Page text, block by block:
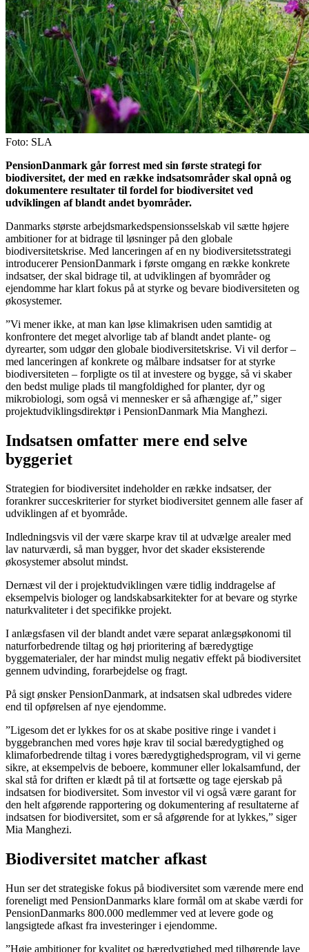
Foto: SLA
PensionDanmark går forrest med sin første strategi for
biodiversitet, der med en række indsatsområder skal opnå og
dokumentere resultater til fordel for biodiversitet ved
udviklingen af blandt andet byområder.
Danmarks største arbejdsmarkedspensionsselskab vil sætte højere
ambitioner for at bidrage til løsninger på den globale
biodiversitetskrise. Med lanceringen af en ny biodiversitetsstrategi
introducerer PensionDanmark i første omgang en række konkrete
indsatser, der skal bidrage til, at udviklingen af byområder og
ejendomme har klart fokus på at styrke og bevare biodiversiteten og
økosystemer.
”Vi mener ikke, at man kan løse klimakrisen uden samtidig at
konfrontere det meget alvorlige tab af blandt andet plante- og
dyrearter, som udgør den globale biodiversitetskrise. Vi vil derfor –
med lanceringen af konkrete og målbare indsatser for at styrke
biodiversiteten – forpligte os til at investere og bygge, så vi skaber
den bedst mulige plads til mangfoldighed for planter, dyr og
mikrobiologi, som også vi mennesker er så afhængige af,” siger
projektudviklingsdirektør i PensionDanmark Mia Manghezi.
Indsatsen omfatter mere end selve
byggeriet
Strategien for biodiversitet indeholder en række indsatser, der
forankrer succeskriterier for styrket biodiversitet gennem alle faser af
udviklingen af et byområde.
Indledningsvis vil der være skarpe krav til at udvælge arealer med
lav naturværdi, så man bygger, hvor det skader eksisterende
økosystemer absolut mindst.
Dernæst vil der i projektudviklingen være tidlig inddragelse af
eksempelvis biologer og landskabsarkitekter for at bevare og styrke
naturkvaliteter i det specifikke projekt.
I anlægsfasen vil der blandt andet være separat anlægsøkonomi til
naturforbedrende tiltag og høj prioritering af bæredygtige
byggematerialer, der har mindst mulig negativ effekt på biodiversitet
gennem udvinding, forarbejdelse og fragt.
På sigt ønsker PensionDanmark, at indsatsen skal udbredes videre
end til opførelsen af nye ejendomme.
”Ligesom det er lykkes for os at skabe positive ringe i vandet i
byggebranchen med vores høje krav til social bæredygtighed og
klimaforbedrende tiltag i vores bæredygtighedsprogram, vil vi gerne
sikre, at eksempelvis de beboere, kommuner eller lokalsamfund, der
skal stå for driften er klædt på til at fortsætte og tage ejerskab på
indsatsen for biodiversitet. Som investor vil vi også være garant for
den helt afgørende rapportering og dokumentering af resultaterne af
indsatsen for biodiversitet, som er så afgørende for at lykkes,” siger
Mia Manghezi.
Biodiversitet matcher afkast
Hun ser det strategiske fokus på biodiversitet som værende mere end
foreneligt med PensionDanmarks klare formål om at skabe værdi for
PensionDanmarks 800.000 medlemmer ved at levere gode og
langsigtede afkast fra investeringer i ejendomme.
”Høje ambitioner for kvalitet og bæredygtighed med tilhørende lave